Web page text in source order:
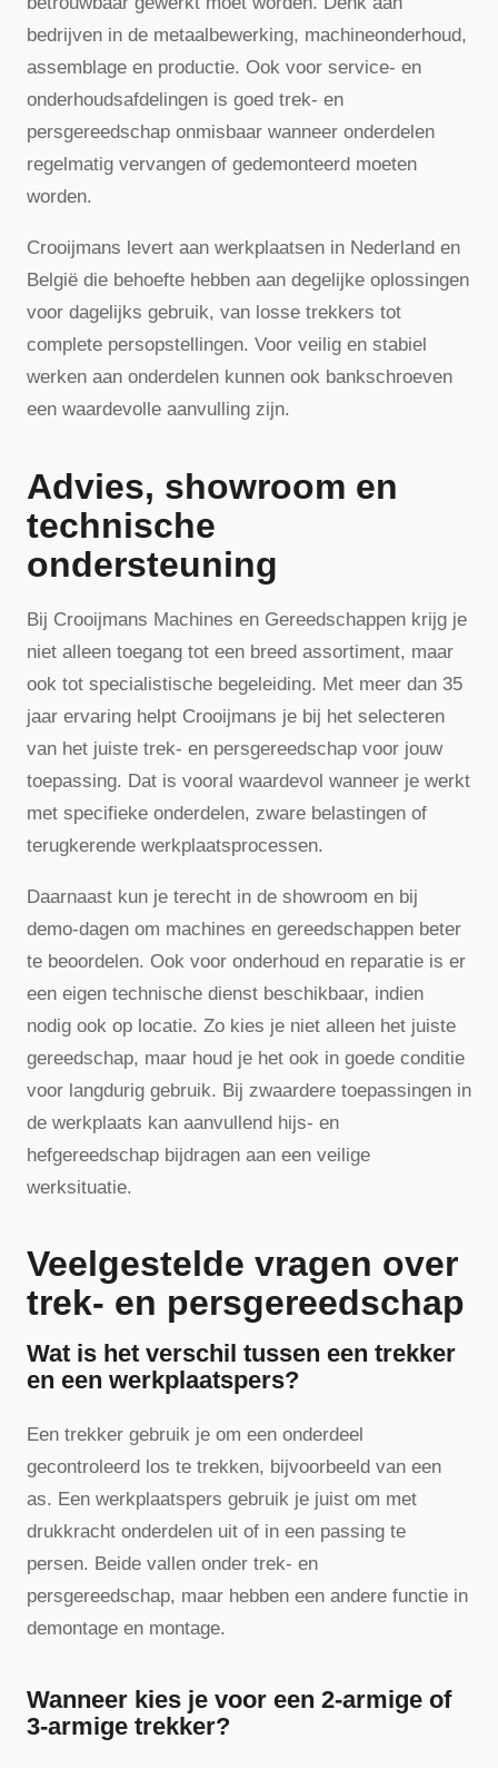
bedrijven in de metaalbewerking, machineonderhoud,
assemblage en productie. Ook voor service- en
onderhoudsafdelingen is goed trek- en
persgereedschap onmisbaar wanneer onderdelen
regelmatig vervangen of gedemonteerd moeten
worden.
Crooijmans levert aan werkplaatsen in Nederland en
België die behoefte hebben aan degelijke oplossingen
voor dagelijks gebruik, van losse trekkers tot
complete persopstellingen. Voor veilig en stabiel
werken aan onderdelen kunnen ook bankschroeven
een waardevolle aanvulling zijn.
Advies, showroom en
technische
ondersteuning
Bij Crooijmans Machines en Gereedschappen krijg je
niet alleen toegang tot een breed assortiment, maar
ook tot specialistische begeleiding. Met meer dan 35
jaar ervaring helpt Crooijmans je bij het selecteren
van het juiste trek- en persgereedschap voor jouw
toepassing. Dat is vooral waardevol wanneer je werkt
met specifieke onderdelen, zware belastingen of
terugkerende werkplaatsprocessen.
Daarnaast kun je terecht in de showroom en bij
demo-dagen om machines en gereedschappen beter
te beoordelen. Ook voor onderhoud en reparatie is er
een eigen technische dienst beschikbaar, indien
nodig ook op locatie. Zo kies je niet alleen het juiste
gereedschap, maar houd je het ook in goede conditie
voor langdurig gebruik. Bij zwaardere toepassingen in
de werkplaats kan aanvullend hijs- en
hefgereedschap bijdragen aan een veilige
werksituatie.
Veelgestelde vragen over
trek- en persgereedschap
Wat is het verschil tussen een trekker
en een werkplaatspers?
Een trekker gebruik je om een onderdeel
gecontroleerd los te trekken, bijvoorbeeld van een
as. Een werkplaatspers gebruik je juist om met
drukkracht onderdelen uit of in een passing te
persen. Beide vallen onder trek- en
persgereedschap, maar hebben een andere functie in
demontage en montage.
Wanneer kies je voor een 2-armige of
3-armige trekker?